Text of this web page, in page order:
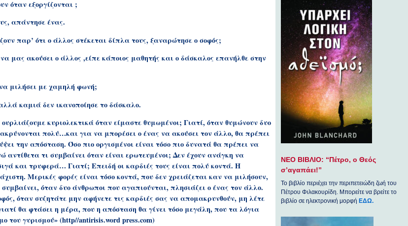
όταν εξοργίζονται ;
απάντησε ένας.
παρ’ ότι ο άλλος στέκεται δίπλα τους, ξαναρώτησε ο σοφός;
μας ακούσει ο άλλος ,είπε κάποιος μαθητής και ο δάσκαλος επανήλθε στην
μιλήσει με χαμηλή φωνή;
καμιά δεν ικανοποίησε το δάσκαλο.
ουρλιάζουμε κυριολεκτικά όταν είμαστε θυμωμένοι; Γιατί, όταν θυμώνουν δυο
πολύ…και για να μπορέσει ο ένας να ακούσει τον άλλο, θα πρέπει
την απόσταση. Όσο πιο οργισμένοι είναι τόσο πιο δυνατά θα πρέπει να
τι συμβαίνει όταν είναι ερωτευμένοι; Δεν έχουν ανάγκη να
και τρυφερά… Γιατί; Επειδή οι καρδιές τους είναι πολύ κοντά. Η
Μερικές φορές είναι τόσο κοντά, που δεν χρειάζεται καν να μιλήσουν,
όταν δυο άνθρωποι που αγαπιούνται, πλησιάζει ο ένας τον άλλο.
όταν συζητάτε μην αφήνετε τις καρδιές σας να απομακρυνθούν, μη λέτε
θα φτάσει η μέρα, που η απόσταση θα γίνει τόσο μεγάλη, που τα λόγια
του γυρισμού» (http//antirisis.word press.com)
ΝΕΟ ΒΙΒΛΙΟ: “Πέτρο, ο Θεός
σ’αγαπάει!”
Το βιβλίο περιέχει την περιπετειώδη ζωή του
Πέτρου Φιλακουρίδη. Μπορείτε να βρείτε το
βιβλίο σε ηλεκτρονική μορφήΕΔΩ.